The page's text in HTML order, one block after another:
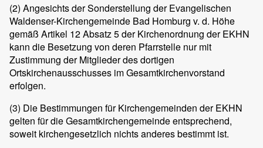
(2) Angesichts der Sonderstellung der Evangelischen
Waldenser-Kirchengemeinde Bad Homburg v. d. Höhe
gemäß Artikel 12 Absatz 5 der Kirchenordnung der EKHN
kann die Besetzung von deren Pfarrstelle nur mit
Zustimmung der Mitglieder des dortigen
Ortskirchenausschusses im Gesamtkirchenvorstand
erfolgen.
(3) Die Bestimmungen für Kirchengemeinden der EKHN
gelten für die Gesamtkirchengemeinde entsprechend,
soweit kirchengesetzlich nichts anderes bestimmt ist.